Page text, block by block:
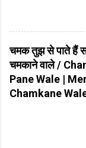
चमक तुझ से पाते हैं
चमकाने वाले /
Pane Wale |
Chamkane